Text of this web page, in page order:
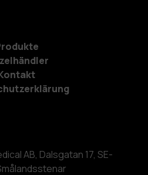
AB, Dalsgatan 17, SE-